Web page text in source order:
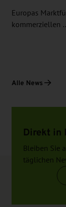
Europas
kommerziellen
Alle News
Direkt in
Bleiben Sie
täglichen